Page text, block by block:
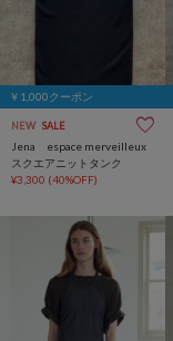
￥1,000クーポン
NEW SALE
Jena espace merveilleux
スクエアニットタンク
¥3,300 (40%OFF)